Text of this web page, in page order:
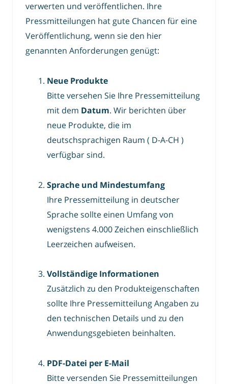
verwerten und veröffentlichen. Ihre
Pressmitteilungen hat gute Chancen für eine
Veröffentlichung, wenn sie den hier
genannten Anforderungen genügt:
Neue Produkte
Bitte versehen Sie Ihre Pressemitteilung
mit dem Datum. Wir berichten über
neue Produkte, die im
deutschsprachigen Raum ( D-A-CH )
verfügbar sind.
Sprache und Mindestumfang
Ihre Pressemitteilung in deutscher
Sprache sollte einen Umfang von
wenigstens 4.000 Zeichen einschließlich
Leerzeichen aufweisen.
Vollständige Informationen
Zusätzlich zu den Produkteigenschaften
sollte Ihre Pressemitteilung Angaben zu
den technischen Details und zu den
Anwendungsgebieten beinhalten.
PDF-Datei per E-Mail
Bitte versenden Sie Pressemitteilungen